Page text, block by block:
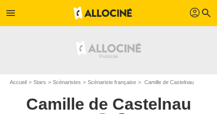
menu profil search
Accueil Stars Scénaristes Scénariste française Camille de Castelnau
Camille de Castelnau